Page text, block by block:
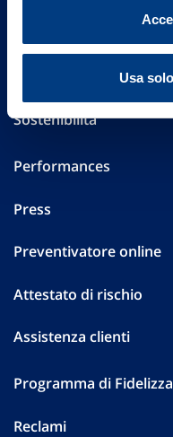
Usa
Altre informazioni
Sostenibilità
Performances
Press
Preventivatore online
Attestato di rischio
Assistenza clienti
Programma di
Reclami